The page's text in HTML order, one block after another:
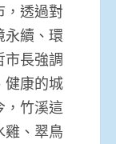
，透過對
永續、環
市長強調
健康的城
，竹溪這
雞、翠鳥